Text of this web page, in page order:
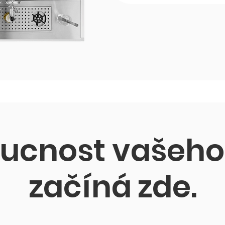
začíná zde.